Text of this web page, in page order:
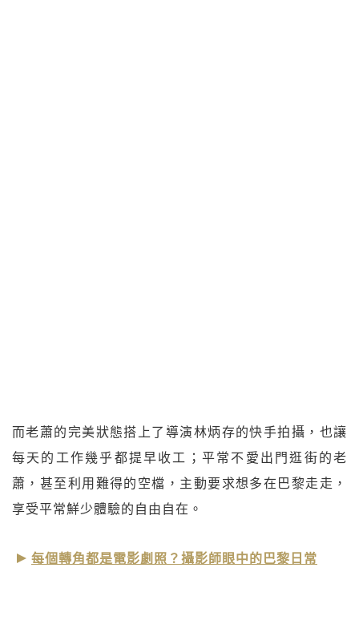
而老蕭的完美狀態搭上了導演林炳存的快手拍攝，也讓
每天的工作幾乎都提早收工；平常不愛出門逛街的老
蕭，甚至利用難得的空檔，主動要求想多在巴黎走走，
享受平常鮮少體驗的自由自在。
每個轉角都是電影劇照？攝影師眼中的巴黎日常